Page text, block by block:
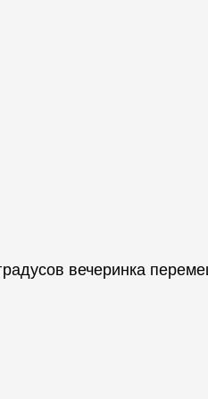
вечеринка